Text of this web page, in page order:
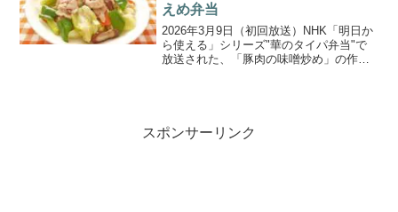
えめ弁当
2026年3月9日（初回放送）NHK「明日か
ら使える」シリーズ"華のタイパ弁当"で
放送された、「豚肉の味噌炒め」の作り
スポンサーリンク